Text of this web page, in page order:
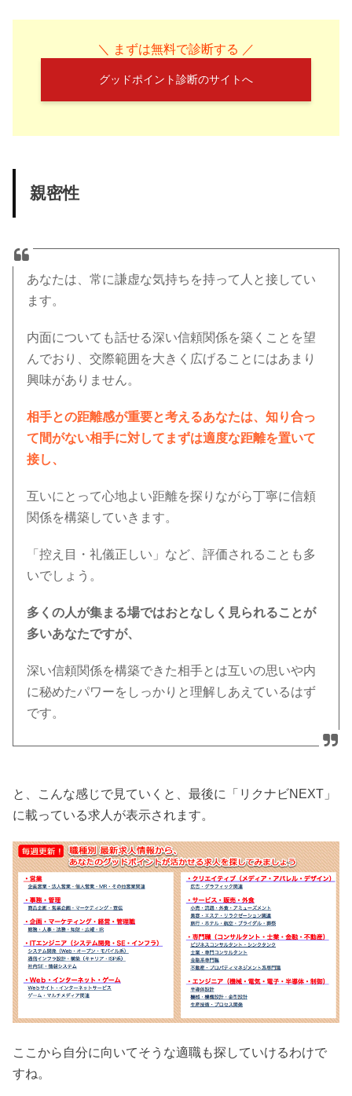
＼ まずは無料で診断する ／
グッドポイント診断のサイトへ
親密性
あなたは、常に謙虚な気持ちを持って人と接してい
ます。
内面についても話せる深い信頼関係を築くことを望
んでおり、交際範囲を大きく広げることにはあまり
興味がありません。
相手との距離感が重要と考えるあなたは、知り合っ
て間がない相手に対してまずは適度な距離を置いて
接し、
互いにとって心地よい距離を探りながら丁寧に信頼
関係を構築していきます。
「控え目・礼儀正しい」など、評価されることも多
いでしょう。
多くの人が集まる場ではおとなしく見られることが
多いあなたですが、
深い信頼関係を構築できた相手とは互いの思いや内
に秘めたパワーをしっかりと理解しあえているはず
です。
と、こんな感じで見ていくと、最後に「リクナビNEXT」
に載っている求人が表示されます。
ここから自分に向いてそうな適職も探していけるわけで
すね。